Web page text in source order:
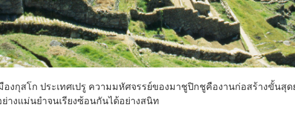
องกุสโก ประเทศเปรู ความมหัศจรรย์ของมาชูปิกชูคืองานก่อสร้างขั้นสุ
างแม่นยำจนเรียงซ้อนกันได้อย่างสนิท